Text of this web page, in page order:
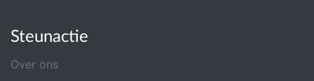
Steunactie
Over ons